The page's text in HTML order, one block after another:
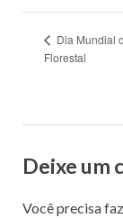
Dia Mundial
Florestal
Deixe um
Você precisa